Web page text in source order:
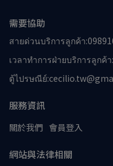
需要協助
สายด่วนบริการลูกค้า
เวลาทำการฝ่ายบริการลูกค้
ตู้ไปรษณีย์
服務資訊
關於我們 會員登入
網站與法律相關